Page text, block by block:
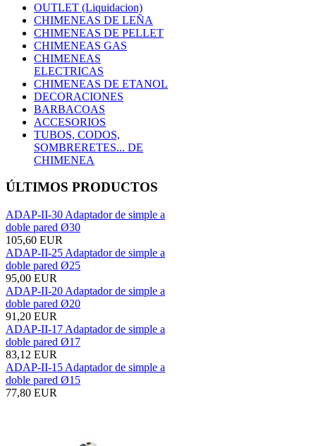
OUTLET (Liquidacion)
CHIMENEAS DE LEÑA
CHIMENEAS DE PELLET
CHIMENEAS GAS
CHIMENEAS
ELECTRICAS
CHIMENEAS DE ETANOL
DECORACIONES
BARBACOAS
ACCESORIOS
TUBOS, CODOS,
SOMBRERETES... DE
CHIMENEA
ÚLTIMOS PRODUCTOS
ADAP-II-30 Adaptador de simple a
doble pared Ø30
105,60 EUR
ADAP-II-25 Adaptador de simple a
doble pared Ø25
95,00 EUR
ADAP-II-20 Adaptador de simple a
doble pared Ø20
91,20 EUR
ADAP-II-17 Adaptador de simple a
doble pared Ø17
83,12 EUR
ADAP-II-15 Adaptador de simple a
doble pared Ø15
77,80 EUR